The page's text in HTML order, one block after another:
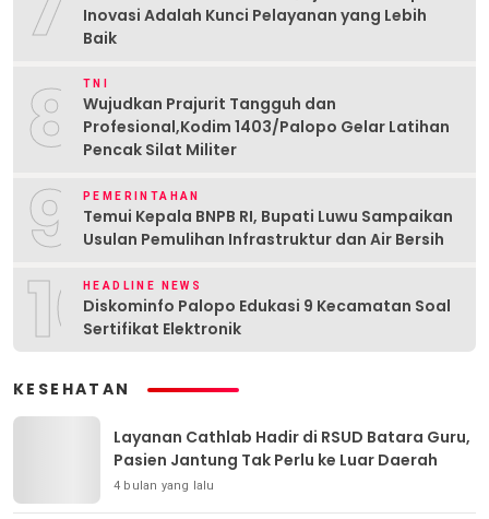
Inovasi Adalah Kunci Pelayanan yang Lebih
Baik
8 TNI
Wujudkan Prajurit Tangguh dan
Profesional,Kodim 1403/Palopo Gelar Latihan
Pencak Silat Militer
9 PEMERINTAHAN
Temui Kepala BNPB RI, Bupati Luwu Sampaikan
Usulan Pemulihan Infrastruktur dan Air Bersih
10HEADLINE NEWS
Diskominfo Palopo Edukasi 9 Kecamatan Soal
Sertifikat Elektronik
KESEHATAN
Layanan Cathlab Hadir di RSUD Batara Guru,
Pasien Jantung Tak Perlu ke Luar Daerah
4 bulan yang lalu